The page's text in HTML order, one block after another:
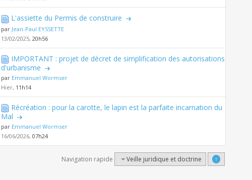
L'assiette du Permis de construire
par Jean-Paul EYSSETTE
13/02/2025,20h56
IMPORTANT : projet de décret de simplification des autorisations
d'urbanisme
par Emmanuel Wormser
Hier, 11h14
Récréation : pour la carotte, le lapin est la parfaite incarnation du
Mal
par Emmanuel Wormser
16/06/2026,07h24
Navigation rapide Veille juridique et doctrine ↑